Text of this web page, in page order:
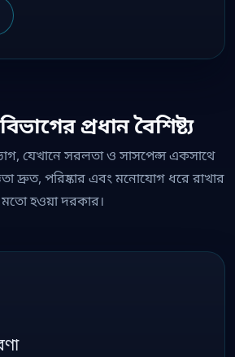
প্রধান বৈশিষ্ট্য
যেখানে সরলতা ও সাসপেন্স একসাথে
দ্রুত, পরিষ্কার এবং মনোযোগ ধরে রাখার
মতো হওয়া দরকার।